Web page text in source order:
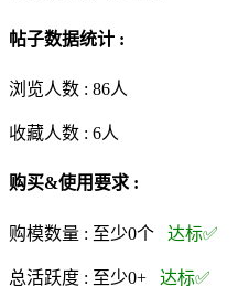
帖子数据统计 :
浏览人数 : 86人
收藏人数 : 6人
购买&使用要求 :
购模数量 : 至少0个 达标✅
总活跃度 : 至少0+ 达标✅